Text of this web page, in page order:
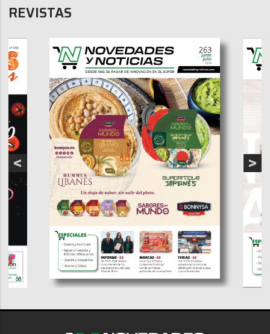
REVISTAS